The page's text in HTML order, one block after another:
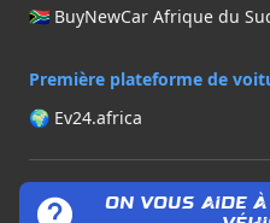
🇿🇦 BuyNewCar Afrique du
Première plateforme de
🌍 Ev24.africa
© 2025 Tous droits
l’écosystème automobile
ON VOUS AIDE À